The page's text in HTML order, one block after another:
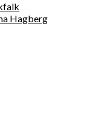
Hagberg